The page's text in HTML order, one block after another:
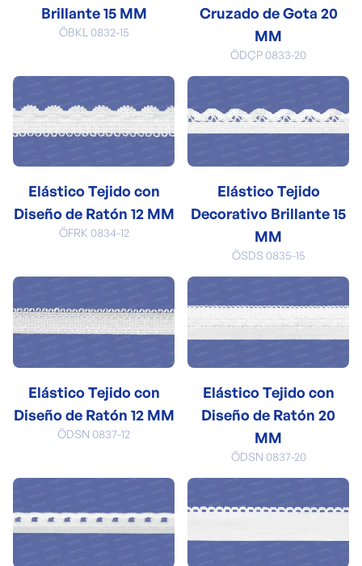
Brillante 15 MM
ÖBKL 0832-15
Cruzado de Gota 20
MM
ÖDÇP 0833-20
Elástico Tejido con
Diseño de Ratón 12 MM
ÖFRK 0834-12
Elástico Tejido
Decorativo Brillante 15
MM
ÖSDS 0835-15
Elástico Tejido con
Diseño de Ratón 12 MM
ÖDSN 0837-12
Elástico Tejido con
Diseño de Ratón 20
MM
ÖDSN 0837-20